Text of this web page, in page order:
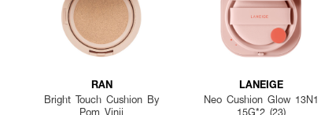
RAN
Bright Touch Cushion By
Pom Vinij
LANEIGE
Neo Cushion Glow 13N1
15G*2 (23)